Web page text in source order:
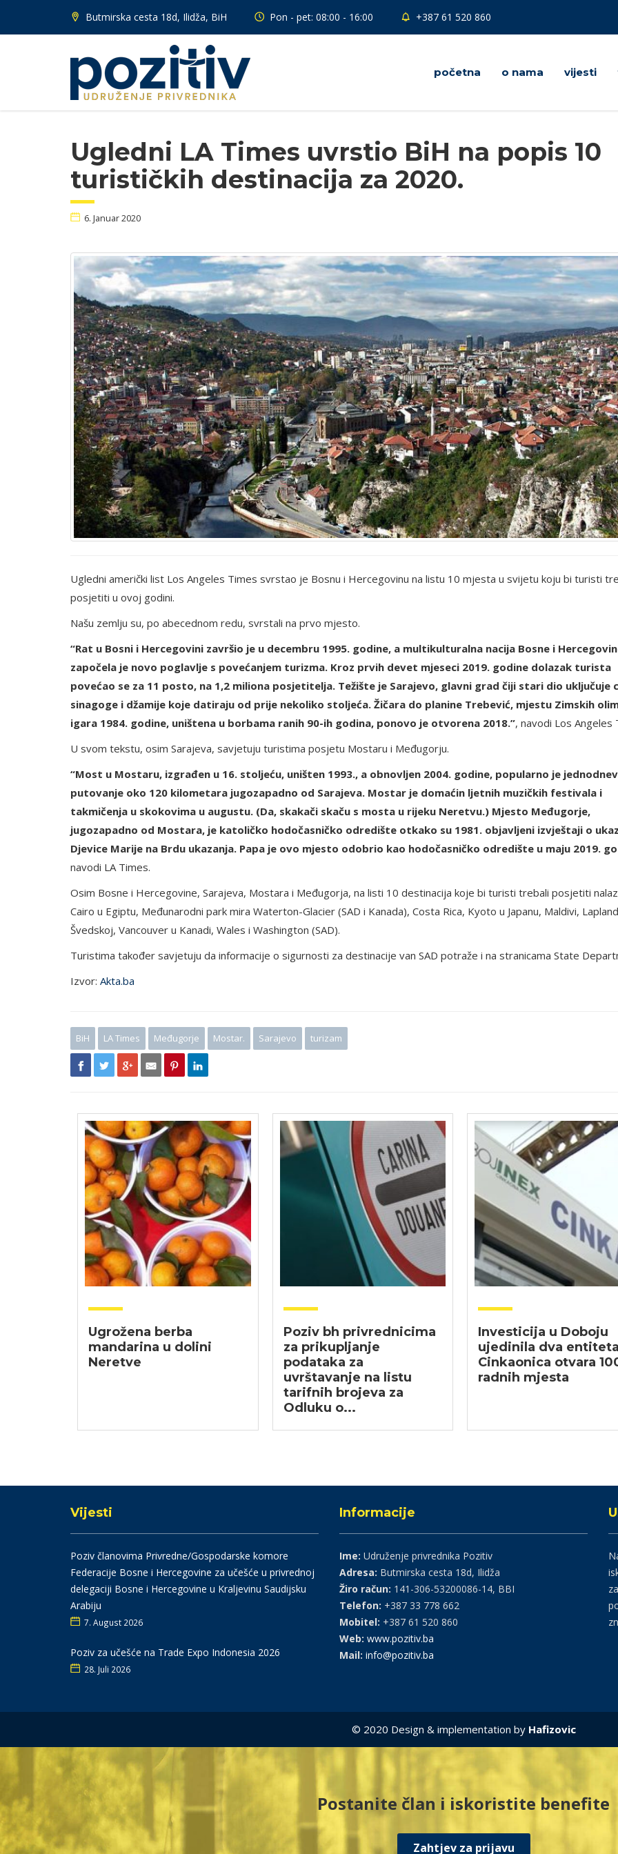
Butmirska cesta 18d, Ilidža, BiH Pon - pet: 08:00 - 16:00 +387 61 520 860
početna o nama vijesti
Ugledni LA Times uvrstio BiH na popis 10
turističkih destinacija za 2020.
6. Januar 2020
Ugledni američki list Los Angeles Times svrstao je Bosnu i Hercegovinu na listu 10 mjesta u svijetu koju bi turisti
posjetiti u ovoj godini.
Našu zemlju su, po abecednom redu, svrstali na prvo mjesto.
“Rat u Bosni i Hercegovini završio je u decembru 1995. godine, a multikulturalna nacija Bosne i
započela je novo poglavlje s povećanjem turizma. Kroz prvih devet mjeseci 2019. godine dolazak turista
povećao se za 11 posto, na 1,2 miliona posjetitelja. Težište je Sarajevo, glavni grad čiji stari dio uključuje
sinagoge i džamije koje datiraju od prije nekoliko stoljeća. Žičara do planine Trebević, mjestu Zimskih
igara 1984. godine, uništena u borbama ranih 90-ih godina, ponovo je otvorena 2018.”, navodi Los Angeles
U svom tekstu, osim Sarajeva, savjetuju turistima posjetu Mostaru i Međugorju.
“Most u Mostaru, izgrađen u 16. stoljeću, uništen 1993., a obnovljen 2004. godine, popularno je
putovanje oko 120 kilometara jugozapadno od Sarajeva. Mostar je domaćin ljetnih muzičkih festivala i
takmičenja u skokovima u augustu. (Da, skakači skaču s mosta u rijeku Neretvu.) Mjesto Međugorje,
jugozapadno od Mostara, je katoličko hodočasničko odredište otkako su 1981. objavljeni izvještaji o
Djevice Marije na Brdu ukazanja. Papa je ovo mjesto odobrio kao hodočasničko odredište u maju 2019.
navodi LA Times.
Osim Bosne i Hercegovine, Sarajeva, Mostara i Međugorja, na listi 10 destinacija koje bi turisti trebali posjetiti
Cairo u Egiptu, Međunarodni park mira Waterton-Glacier (SAD i Kanada), Costa Rica, Kyoto u Japanu, Maldivi,
Švedskoj, Vancouver u Kanadi, Wales i Washington (SAD).
Turistima također savjetuju da informacije o sigurnosti za destinacije van SAD potraže i na stranicama State
Izvor: Akta.ba
BiH LA Times Međugorje Mostar. Sarajevo turizam
Ugrožena berba
mandarina u dolini
Neretve
Poziv bh privrednicima
za prikupljanje
podataka za
uvrštavanje na listu
tarifnih brojeva za
Odluku o...
Investicija u Doboju
ujedinila dva
Cinkaonica otvara
radnih mjesta
Vijesti
Poziv članovima Privredne/Gospodarske komore
Federacije Bosne i Hercegovine za učešće u privrednoj
delegaciji Bosne i Hercegovine u Kraljevinu Saudijsku
Arabiju
7. August 2026
Poziv za učešće na Trade Expo Indonesia 2026
28. Juli 2026
Informacije
Ime: Udruženje privrednika Pozitiv
Adresa: Butmirska cesta 18d, Ilidža
Žiro račun: 141-306-53200086-14, BBI
Telefon: +387 33 778 662
Mobitel: +387 61 520 860
Web: www.pozitiv.ba
Mail: info@pozitiv.ba
© 2020 Design & implementation by Hafizovic
Postanite član i iskoristite benefite
Zahtjev za prijavu